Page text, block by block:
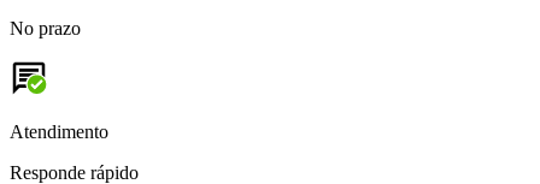
No prazo
Atendimento
Responde rápido